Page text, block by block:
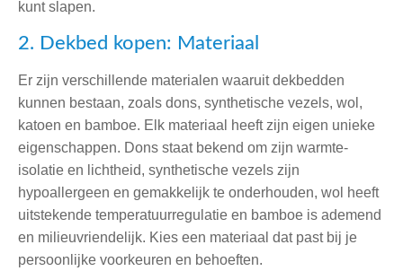
kunt slapen.
2. Dekbed kopen: Materiaal
Er zijn verschillende materialen waaruit dekbedden
kunnen bestaan, zoals dons, synthetische vezels, wol,
katoen en bamboe. Elk materiaal heeft zijn eigen unieke
eigenschappen. Dons staat bekend om zijn warmte-
isolatie en lichtheid, synthetische vezels zijn
hypoallergeen en gemakkelijk te onderhouden, wol heeft
uitstekende temperatuurregulatie en bamboe is ademend
en milieuvriendelijk. Kies een materiaal dat past bij je
persoonlijke voorkeuren en behoeften.